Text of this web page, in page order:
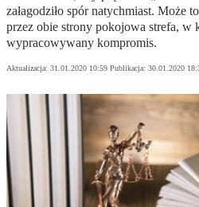
załagodziło spór natychmiast. Może
przez obie strony pokojowa strefa, w
wypracowywany kompromis.
Aktualizacja: 31.01.2020 10:59 Publikacja: 30.01.2020